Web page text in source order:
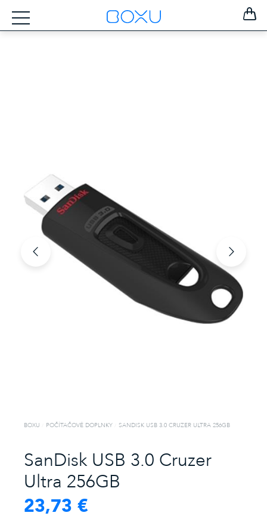
BOXU POČÍTAČOVÉ DOPLNKY SANDISK USB 3.0 CRUZER ULTRA 256GB
SanDisk USB 3.0 Cruzer
Ultra 256GB
23,73 €
PRIHLÁSENÝ
Prihlásiť